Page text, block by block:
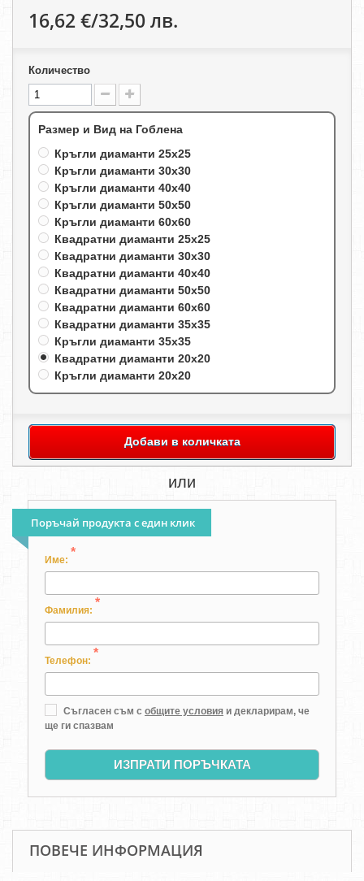
16,62 €/32,50 лв.
Количество
Размер и Вид на Гоблена
Кръгли диаманти 25х25
Кръгли диаманти 30х30
Кръгли диаманти 40х40
Кръгли диаманти 50х50
Кръгли диаманти 60х60
Квадратни диаманти 25х25
Квадратни диаманти 30х30
Квадратни диаманти 40х40
Квадратни диаманти 50х50
Квадратни диаманти 60х60
Квадратни диаманти 35х35
Кръгли диаманти 35х35
Квадратни диаманти 20х20
Кръгли диаманти 20х20
Добави в количката
или
Поръчай продукта с един клик
Име:
*
Фамилия:
*
Телефон:
*
Съгласен съм с общите условия и декларирам, че
ще ги спазвам
ИЗПРАТИ ПОРЪЧКАТА
ПОВЕЧЕ ИНФОРМАЦИЯ